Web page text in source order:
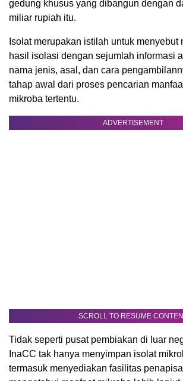
gedung khusus yang dibangun dengan
miliar rupiah itu.
Isolat merupakan istilah untuk menyebut
hasil isolasi dengan sejumlah informasi
nama jenis, asal, dan cara
tahap awal dari proses pencarian
mikroba tertentu.
ADVERTISEMENT
SCROLL TO RESUME
Tidak seperti pusat pembiakan di luar
InaCC tak hanya menyimpan isolat
termasuk menyediakan fasilitas